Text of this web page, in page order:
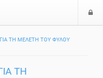
ΤΗ ΜΕΛΕΤΗ ΤΟΥ ΦΥΛΟΥ
ΤΗ